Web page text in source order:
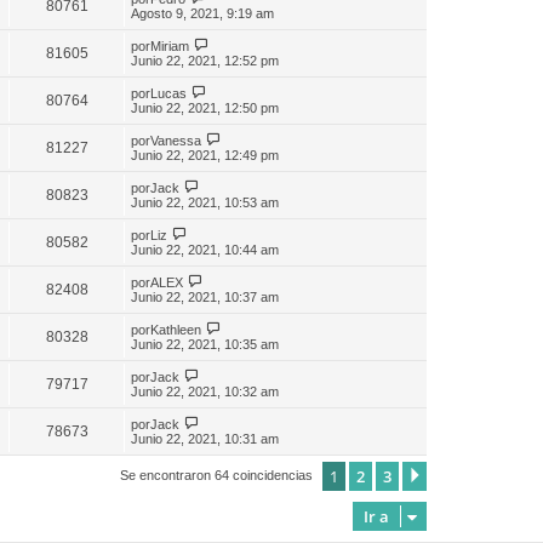
80761
Agosto 9, 2021, 9:19 am
81605 porMiriam
Junio 22, 2021, 12:52 pm
80764 porLucas
Junio 22, 2021, 12:50 pm
81227 porVanessa
Junio 22, 2021, 12:49 pm
80823 porJack
Junio 22, 2021, 10:53 am
80582 porLiz
Junio 22, 2021, 10:44 am
82408 porALEX
Junio 22, 2021, 10:37 am
80328 porKathleen
Junio 22, 2021, 10:35 am
79717 porJack
Junio 22, 2021, 10:32 am
78673 porJack
Junio 22, 2021, 10:31 am
Se encontraron 64 coincidencias 1 2 3
Ir a